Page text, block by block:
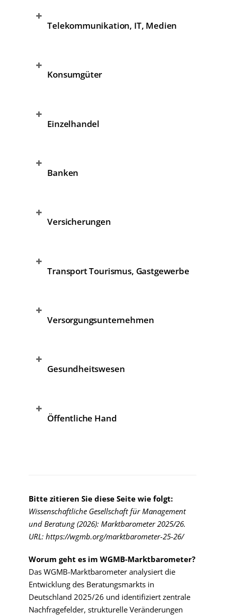
Telekommunikation, IT, Medien
Konsumgüter
Einzelhandel
Banken
Versicherungen
Transport Tourismus, Gastgewerbe
Versorgungsunternehmen
Gesundheitswesen
Öffentliche Hand
Bitte zitieren Sie diese Seite wie folgt:
Wissenschaftliche Gesellschaft für Management
und Beratung (2026): Marktbarometer 2025/26.
URL: https://wgmb.org/marktbarometer-25-26/
Worum geht es im WGMB-Marktbarometer?
Das WGMB-Marktbarometer analysiert die
Entwicklung des Beratungsmarkts in
Deutschland 2025/26 und identifiziert zentrale
Nachfragefelder, strukturelle Veränderungen